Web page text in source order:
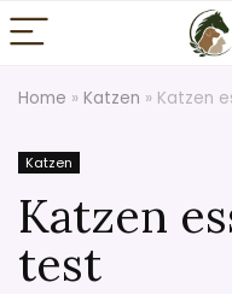
Home » Katzen » Katzen
Katzen
Katzen
test